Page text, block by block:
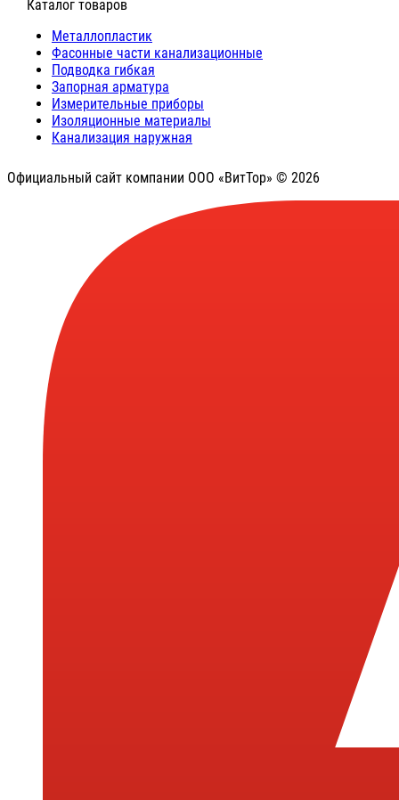
⠀Каталог товаров
Металлопластик
Фасонные части канализационные
Подводка гибкая
Запорная арматура
Измерительные приборы
Изоляционные материалы
Канализация наружная
Официальный сайт компании ООО «ВитТор» © 2026